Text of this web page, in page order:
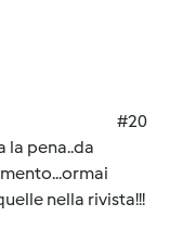
#20
la pena..da
nella rivista!!!